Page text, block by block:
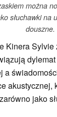
można
słuchawki na
douszne.
Kinera
a
akustycznej,
jako